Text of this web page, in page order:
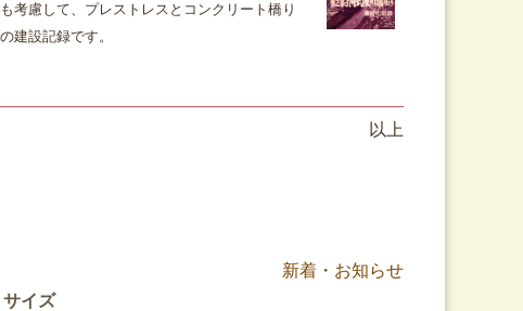
考慮して、プレストレスとコンクリート橋り
建設記録です。
以上
新着・お知らせ
サイズ